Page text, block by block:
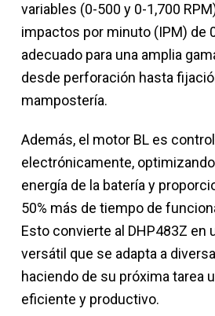
variables (0-500 y 0-1,700
impactos por minuto (IPM) de
adecuado para una amplia
desde perforación hasta
mampostería.
Además, el motor BL es
electrónicamente,
energía de la batería y
50% más de tiempo de
Esto convierte al DHP483Z en
versátil que se adapta a
haciendo de su próxima tarea
eficiente y productivo.